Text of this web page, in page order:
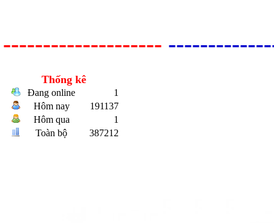
--------------------
Thống kê
Đang online
1
Hôm nay
191137
Hôm qua
1
Toàn bộ
387212